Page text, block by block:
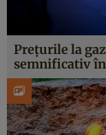
Prețurile la
semnificativ